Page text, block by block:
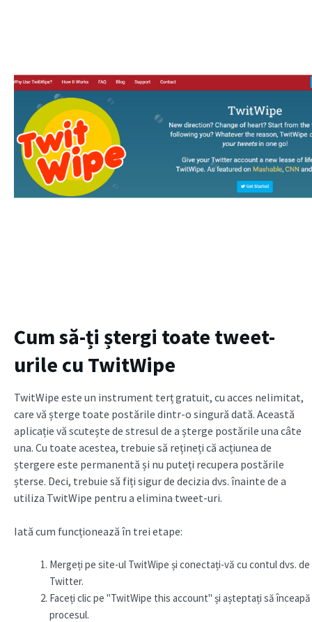
Cum să-ți ștergi toate tweet-
urile cu TwitWipe
TwitWipe este un instrument terț gratuit, cu acces nelimitat,
care vă șterge toate postările dintr-o singură dată. Această
aplicație vă scutește de stresul de a șterge postările una câte
una. Cu toate acestea, trebuie să rețineți că acțiunea de
ștergere este permanentă și nu puteți recupera postările
șterse. Deci, trebuie să fiți sigur de decizia dvs. înainte de a
utiliza TwitWipe pentru a elimina tweet-uri.
Iată cum funcționează în trei etape:
Mergeți pe site-ul TwitWipe și conectați-vă cu contul dvs. de
Twitter.
Faceți clic pe "TwitWipe this account" și așteptați să înceapă
procesul.